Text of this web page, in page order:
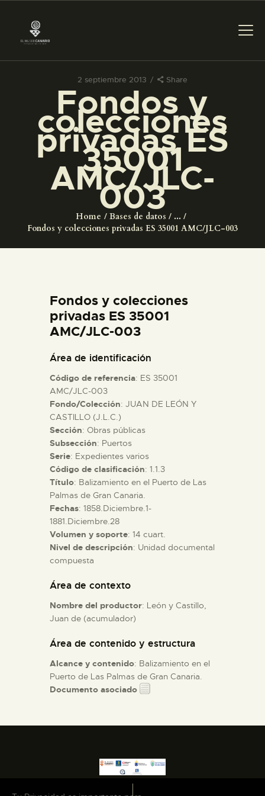
2 septiembre 2013 Share
Fondos y
colecciones
privadas ES
35001
AMC/JLC-
003
Home Bases de datos
...
Fondos y colecciones privadas ES 35001 AMC/JLC-003
PREPARAR LA VISITA
ACTIVIDADES
█
EL MUSEO
ESPAÑOL
ACTIVIDADES
█
EL MUSEO
COLECCIONES
DIDÁCTICA
ESPAÑOL
Fondos y colecciones
privadas ES 35001
AMC/JLC-003
Área de identificación
Código de referencia: ES 35001
AMC/JLC-003
Fondo/Colección: JUAN DE LEÓN Y
CASTILLO (J.L.C.)
Sección: Obras públicas
Subsección: Puertos
Serie: Expedientes varios
Código de clasificación: 1.1.3
Título: Balizamiento en el Puerto de Las
Palmas de Gran Canaria.
Fechas: 1858.Diciembre.1-
1881.Diciembre.28
Volumen y soporte: 14 cuart.
Nivel de descripción: Unidad documental
compuesta
Área de contexto
Nombre del productor: León y Castillo,
Juan de (acumulador)
Área de contenido y estructura
Alcance y contenido: Balizamiento en el
Puerto de Las Palmas de Gran Canaria.
Documento asociado